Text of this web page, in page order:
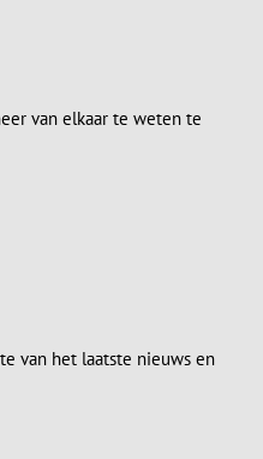
van elkaar te weten te
van het laatste nieuws en